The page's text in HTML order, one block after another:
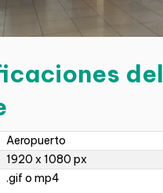
del
Aeropuerto
1920 x 1080 px
.gif o mp4